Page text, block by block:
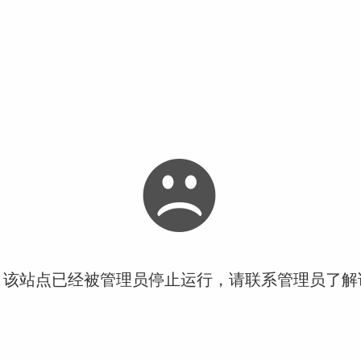
站点已经被管理员停止运行，请联系管理员了